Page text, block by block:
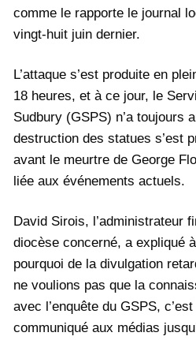
comme le rapporte le journal
vingt-huit juin dernier.
L’attaque s’est produite en
18 heures, et à ce jour, le
Sudbury (GSPS) n’a toujours
destruction des statues s’est
avant le meurtre de George
liée aux événements actuels.
David Sirois, l’administrateur
diocèse concerné, a expliqué
pourquoi de la divulgation
ne voulions pas que la
avec l’enquête du GSPS,
communiqué aux médias